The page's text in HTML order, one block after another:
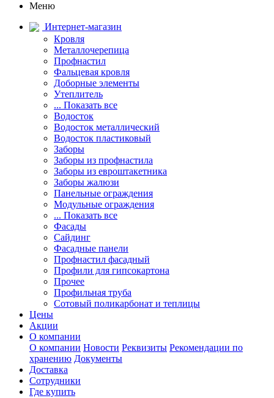
Меню
Интернет-магазин
Кровля
Металлочерепица
Профнастил
Фальцевая кровля
Доборные элементы
Утеплитель
... Показать все
Водосток
Водосток металлический
Водосток пластиковый
Заборы
Заборы из профнастила
Заборы из евроштакетника
Заборы жалюзи
Панельные ограждения
Модульные ограждения
... Показать все
Фасады
Сайдинг
Фасадные панели
Профнастил фасадный
Профили для гипсокартона
Прочее
Профильная труба
Сотовый поликарбонат и теплицы
Цены
Акции
О компании
О компании Новости Реквизиты Рекомендации по
хранению Документы
Доставка
Сотрудники
Где купить